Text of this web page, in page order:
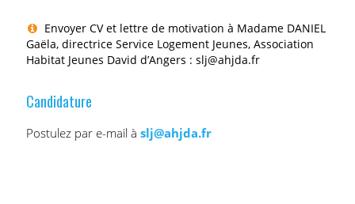
Envoyer CV et lettre de motivation à Madame DANIEL
Gaëla, directrice Service Logement Jeunes, Association
Habitat Jeunes David d’Angers : slj@ahjda.fr
Candidature
Postulez par e-mail à slj@ahjda.fr